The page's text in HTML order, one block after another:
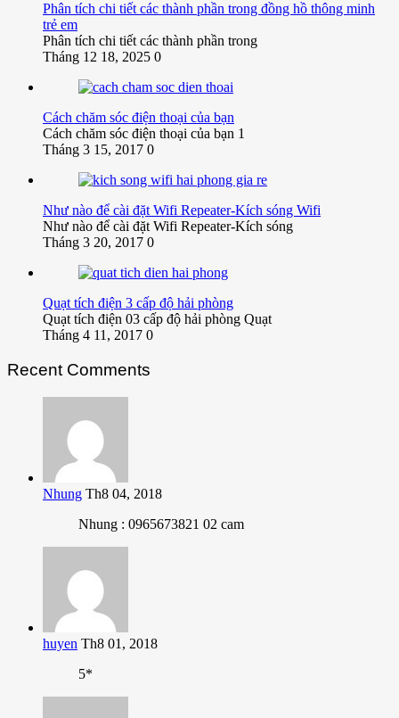
Phân tích chi tiết các thành phần trong đồng hồ thông minh
trẻ em
Phân tích chi tiết các thành phần trong
Tháng 12 18, 2025 0
Cách chăm sóc điện thoại của bạn
Cách chăm sóc điện thoại của bạn 1
Tháng 3 15, 2017 0
Như nào để cài đặt Wifi Repeater-Kích sóng Wifi
Như nào để cài đặt Wifi Repeater-Kích sóng
Tháng 3 20, 2017 0
Quạt tích điện 3 cấp độ hải phòng
Quạt tích điện 03 cấp độ hải phòng Quạt
Tháng 4 11, 2017 0
Recent Comments
Nhung Th8 04, 2018
Nhung : 0965673821 02 cam
huyen Th8 01, 2018
5*